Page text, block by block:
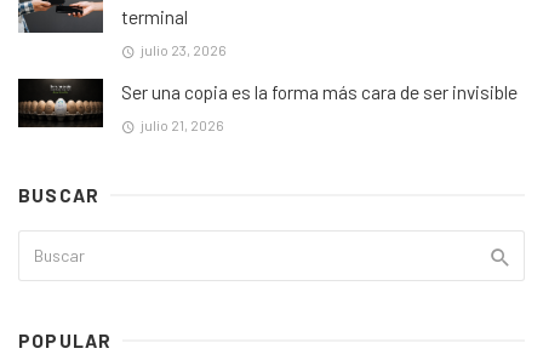
terminal
julio 23, 2026
Ser una copia es la forma más cara de ser invisible
julio 21, 2026
BUSCAR
POPULAR